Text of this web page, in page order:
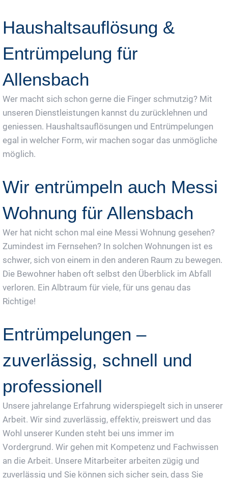
Haushaltsauflösung &
Entrümpelung für
Allensbach
Wer macht sich schon gerne die Finger schmutzig? Mit
unseren Dienstleistungen kannst du zurücklehnen und
geniessen. Haushaltsauflösungen und Entrümpelungen
egal in welcher Form, wir machen sogar das unmögliche
möglich.
Wir entrümpeln auch Messi
Wohnung für Allensbach
Wer hat nicht schon mal eine Messi Wohnung gesehen?
Zumindest im Fernsehen? In solchen Wohnungen ist es
schwer, sich von einem in den anderen Raum zu bewegen.
Die Bewohner haben oft selbst den Überblick im Abfall
verloren. Ein Albtraum für viele, für uns genau das
Richtige!
Entrümpelungen –
zuverlässig, schnell und
professionell
Unsere jahrelange Erfahrung widerspiegelt sich in unserer
Arbeit. Wir sind zuverlässig, effektiv, preiswert und das
Wohl unserer Kunden steht bei uns immer im
Vordergrund. Wir gehen mit Kompetenz und Fachwissen
an die Arbeit. Unsere Mitarbeiter arbeiten zügig und
zuverlässig und Sie können sich sicher sein, dass Sie